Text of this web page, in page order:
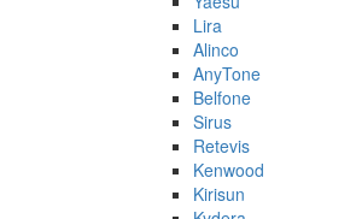
Lira
Alinco
AnyTone
Belfone
Sirus
Retevis
Kenwood
Kirisun